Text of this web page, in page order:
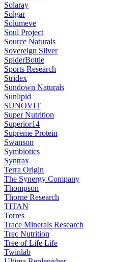
Solaray
Solgar
Solumeve
Soul Project
Source Naturals
Sovereign Silver
SpiderBottle
Sports Research
Stridex
Sundown Naturals
Sunlipid
SUNOVIT
Super Nutrition
Superior14
Supreme Protein
Swanson
Symbiotics
Syntrax
Terra Origin
The Synergy Company
Thompson
Thorne Research
TITAN
Torres
Trace Minerals Research
Trec Nutrition
Tree of Life Life
Twinlab